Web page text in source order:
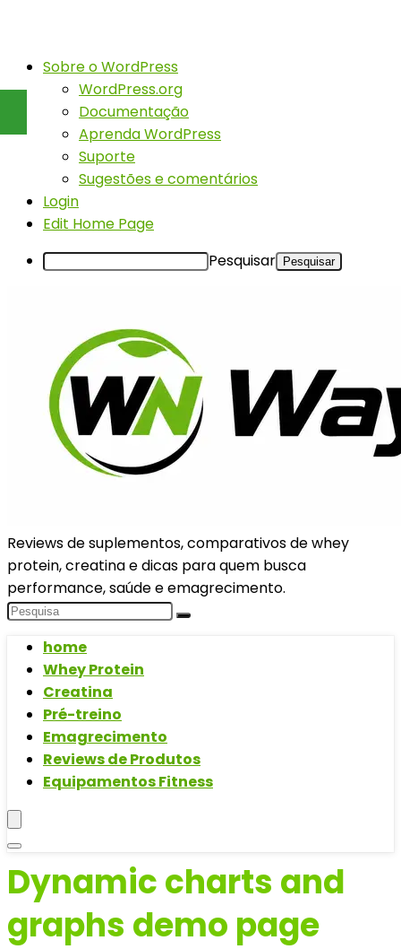
Sobre o WordPress
WordPress.org
Documentação
Aprenda WordPress
Suporte
Sugestões e comentários
Login
Edit Home Page
Pesquisar
Reviews de suplementos, comparativos de whey
protein, creatina e dicas para quem busca
performance, saúde e emagrecimento.
home
Whey Protein
Creatina
Pré-treino
Emagrecimento
Reviews de Produtos
Equipamentos Fitness
Dynamic charts and
graphs demo page